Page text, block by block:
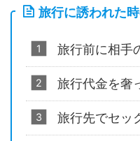
旅行に誘われた
旅行前に相手
旅行代金を奢
旅行先でセッ